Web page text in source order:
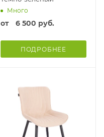
Много
от 6 500 руб.
ПОДРОБНЕЕ